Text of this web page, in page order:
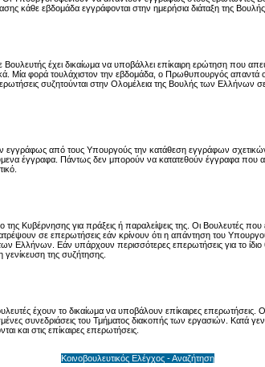
κάθε εβδομάδα εγγράφονται στην ημερήσια διάταξη της Βουλής
Βουλευτής έχει δικαίωμα να υποβάλλει επίκαιρη ερώτηση που
Μία φορά τουλάχιστον την εβδομάδα, ο Πρωθυπουργός απαντά ο
συζητούνται στην Ολομέλεια της Βουλής των Ελλήνων
εγγράφως από τους Υπουργούς την κατάθεση εγγράφων
έγγραφα. Πάντως δεν μπορούν να κατατεθούν έγγραφα που
Κυβέρνησης για πράξεις ή παραλείψεις της. Οι Βουλευτές που
σε επερωτήσεις εάν κρίνουν ότι η απάντηση του
Ελλήνων. Εάν υπάρχουν περισσότερες επερωτήσεις για το
της συζήτησης.
έχουν το δικαίωμα να υποβάλουν επίκαιρες επερωτήσεις.
συνεδριάσεις του Τμήματος διακοπής των εργασιών. Κατά
και στις επίκαιρες επερωτήσεις.
Κοινοβουλευτικός Ελέγχος - Αναζήτηση